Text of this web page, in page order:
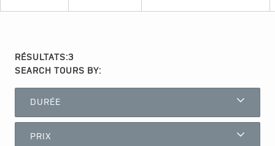
RÉSULTATS:3
SEARCH TOURS BY:
DURÉE
PRIX